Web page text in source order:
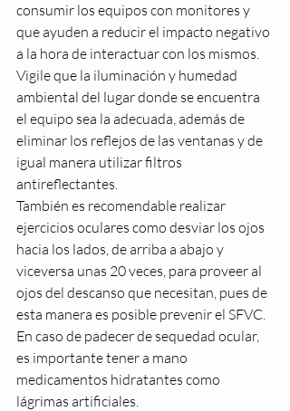
consumir los equipos con monitores y
que ayuden a reducir el impacto negativo
a la hora de interactuar con los mismos.
Vigile que la iluminación y humedad
ambiental del lugar donde se encuentra
el equipo sea la adecuada, además de
eliminar los reflejos de las ventanas y de
igual manera utilizar filtros
antireflectantes.
También es recomendable realizar
ejercicios oculares como desviar los ojos
hacia los lados, de arriba a abajo y
viceversa unas 20 veces, para proveer al
ojos del descanso que necesitan, pues de
esta manera es posible prevenir el SFVC.
En caso de padecer de sequedad ocular,
es importante tener a mano
medicamentos hidratantes como
lágrimas artificiales.